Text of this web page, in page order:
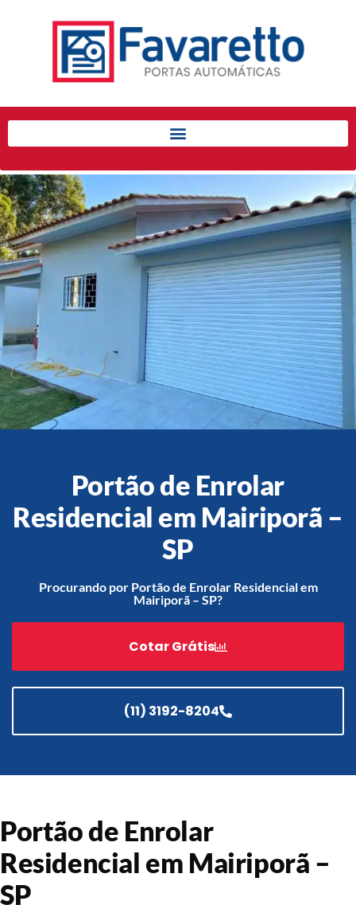
Início
Produtos
Porta de Enrolar Automática
Automatizadores
Acessórios Para Portas de
Enrolar
Pintura eletrostática
Portfólio
Contato
Acessórios
Portão de Garagem de
Enrolar em Teresópolis – RJ
Enrolar em São Pedro da
Aldeia – RJ
Enrolar em São João de
Portão de Garagem de
Enrolar em São Gonçalo – RJ
Portão de Garagem de
Enrolar em Petrópolis – RJ
Portão de Garagem de
Enrolar em Paraty – RJ
Portão de Enrolar
Residencial em Mairiporã –
SP
Procurando por Portão de Enrolar Residencial em
Mairiporã – SP?
Cotar Grátis
(11) 3192-8204
Portão de Enrolar
Residencial em Mairiporã –
SP